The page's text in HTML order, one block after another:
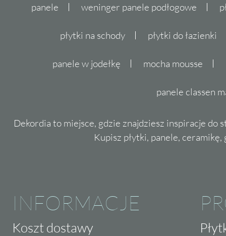
panele weninger panele podłogowe
płytki na schody płytki do łazienki
panele w jodełkę mocha mousse
panele classen
Dekordia to miejsce, gdzie znajdziesz inspiracje do
Kupisz płytki, panele,
INFORMACJE
Koszt dostawy